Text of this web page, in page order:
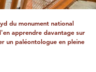
du monument national
apprendre davantage sur
un paléontologue en pleine